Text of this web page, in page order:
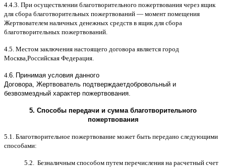
4.4.3. При осуществлении благотворительного пожертвования через ящик
для сбора благотворительных пожертвований — момент помещения
Жертвователем наличных денежных средств в ящик для сбора
благотворительных пожертвований
4.5. Местом заключения настоящего договора является город
Москва Российская Федерация
4. 6 Принимая условия данного
Договора, Жертвователь подтверждаетдобровольный и
безвозмездный характер пожертвования
5. Способы передачи и сумма благотворительного
пожертвования
5.1. Благотворительное пожертвование может быть передано следующими
способами:
5.2. Безналичным способом путем перечисления на расчетный счет